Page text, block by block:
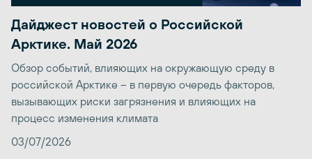
Дайджест новостей о Российской
Арктике. Май 2026
Обзор событий, влияющих на окружающую среду в
российской Арктике – в первую очередь факторов,
вызывающих риски загрязнения и влияющих на
процесс изменения климата
03/07/2026